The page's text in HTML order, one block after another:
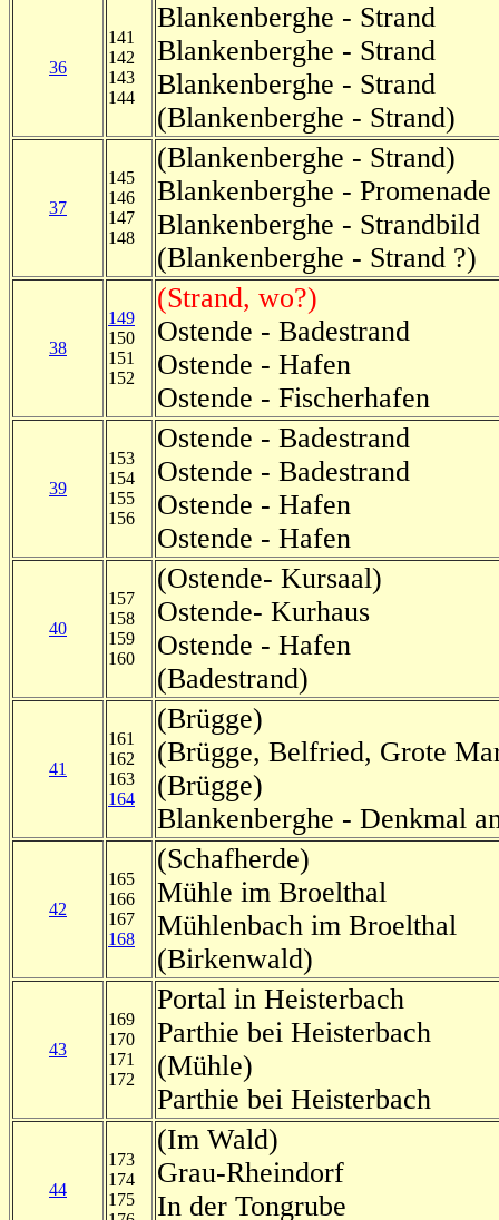
36
141
142
143
144
Blankenberghe - Strand
Blankenberghe - Strand
Blankenberghe - Strand
(Blankenberghe - Strand)
37
145
146
147
148
(Blankenberghe - Strand)
Blankenberghe - Promenade
Blankenberghe - Strandbild
(Blankenberghe - Strand ?)
38
149
150
151
152
(Strand, wo?)
Ostende - Badestrand
Ostende - Hafen
Ostende - Fischerhafen
39
153
154
155
156
Ostende - Badestrand
Ostende - Badestrand
Ostende - Hafen
Ostende - Hafen
40
157
158
159
160
(Ostende- Kursaal)
Ostende- Kurhaus
Ostende - Hafen
(Badestrand)
41
161
162
163
164
(Brügge)
(Brügge, Belfried, Grote
(Brügge)
Blankenberghe - Denkmal
42
165
166
167
168
(Schafherde)
Mühle im Broelthal
Mühlenbach im Broelthal
(Birkenwald)
43
169
170
171
172
Portal in Heisterbach
Parthie bei Heisterbach
(Mühle)
Parthie bei Heisterbach
44
173
174
175
(Im Wald)
Grau-Rheindorf
In der Tongrube